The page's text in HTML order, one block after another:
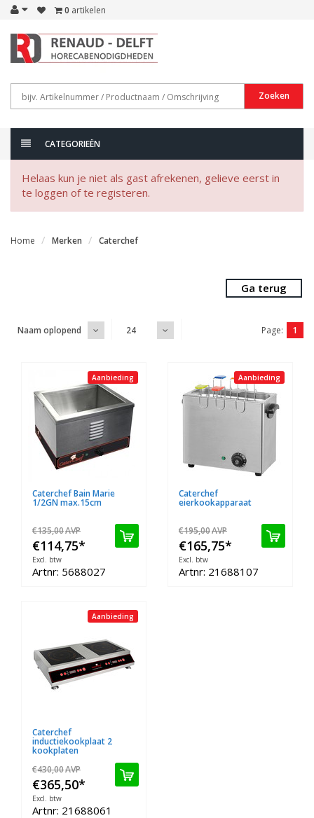
0 artikelen
Zoeken
CATEGORIEËN
Helaas kun je niet als gast afrekenen, gelieve eerst in
te loggen of te registeren.
Home Merken Caterchef
Ga terug
Naam oplopend 24 Page: 1
Aanbieding
Caterchef Bain Marie
1/2GN max.15cm
€135,00AVP
€114,75*
Excl. btw
Artnr: 5688027
Aanbieding
Caterchef
eierkookapparaat
€195,00AVP
€165,75*
Excl. btw
Artnr: 21688107
Aanbieding
Caterchef
inductiekookplaat 2
kookplaten
€430,00AVP
€365,50*
Excl. btw
Artnr: 21688061